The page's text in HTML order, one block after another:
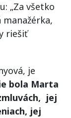
„Za všetko
riešiť
je
bola Marta
jej
jej